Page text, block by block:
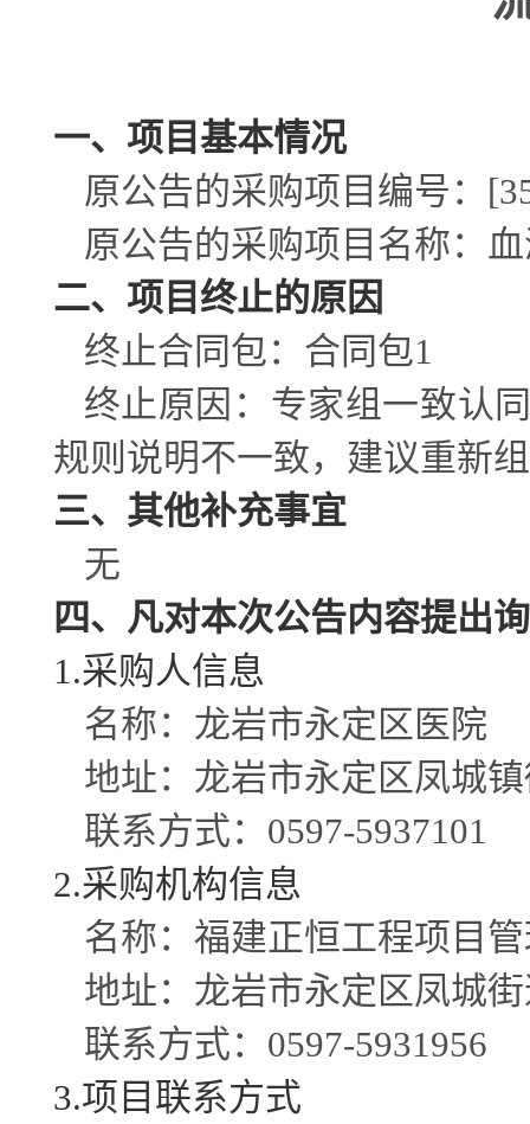
一、项目基本情况
原公告的采购项目编号：
原公告的采购项目名称：
二、项目终止的原因
终止合同包：合同包1
终止原因：专家组一致认
规则说明不一致，建议重新
三、其他补充事宜
无
四、凡对本次公告内容提出
1.采购人信息
名称：龙岩市永定区医院
地址：龙岩市永定区凤城
联系方式： 0597-5937101
2.采购机构信息
名称：福建正恒工程项目
地址：龙岩市永定区凤城
联系方式： 0597-5931956
3.项目联系方式